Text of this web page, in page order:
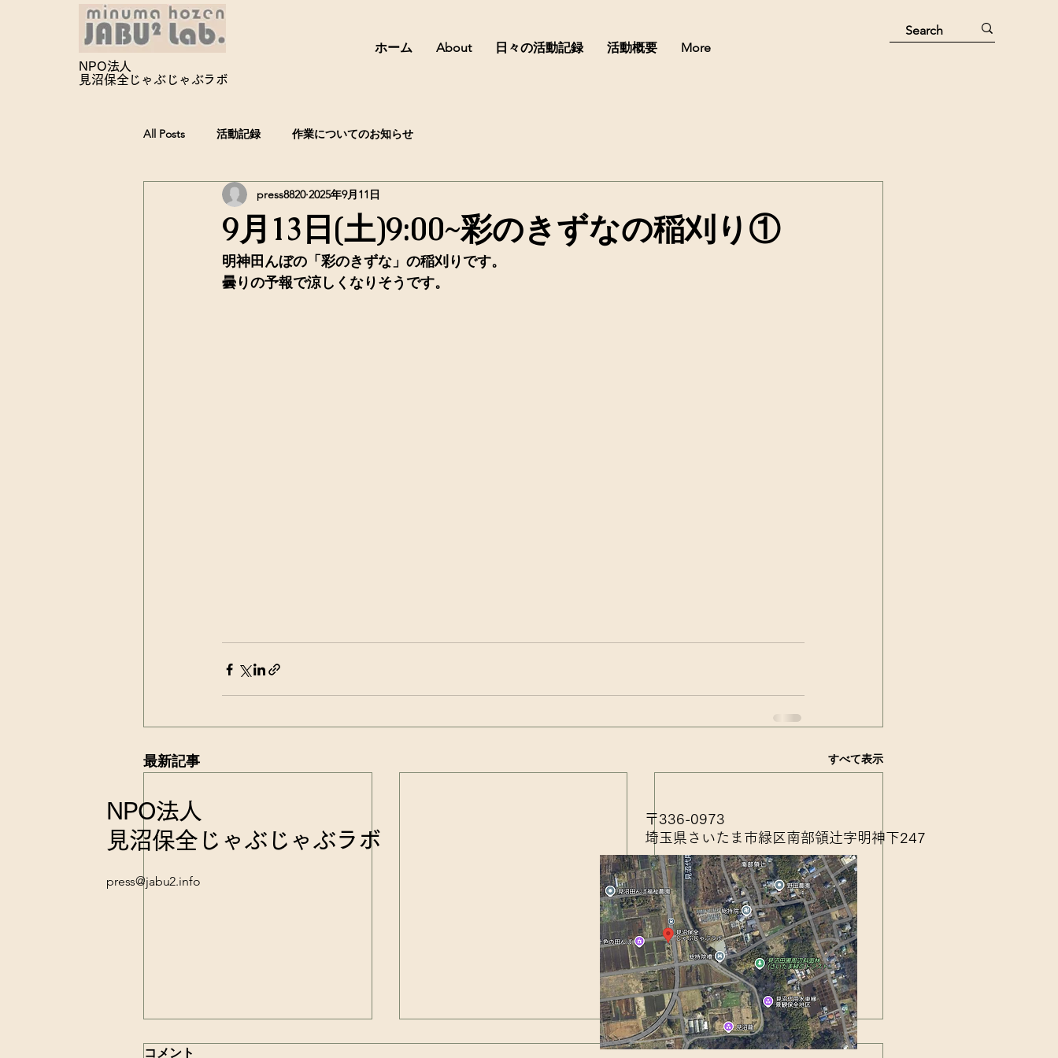
NPO法人
見沼保全じゃぶじゃぶラボ
ホーム About 日々の活動記録 活動概要 More
All Posts 活動記録 作業についてのお知らせ
9月13日(土)9:00~彩のきずなの稲刈り①
press8820 2025年9月11日
明神田んぼの「彩のきずな」の稲刈りです。
曇りの予報で涼しくなりそうです。
最新記事 すべて表示
7月25日(土)9:00～田の草取継
コメント
NPO法人
見沼保全じゃぶじゃぶラボ
press@jabu2.info
〒336-0973
埼玉県さいたま市緑区南部領辻字明神下247